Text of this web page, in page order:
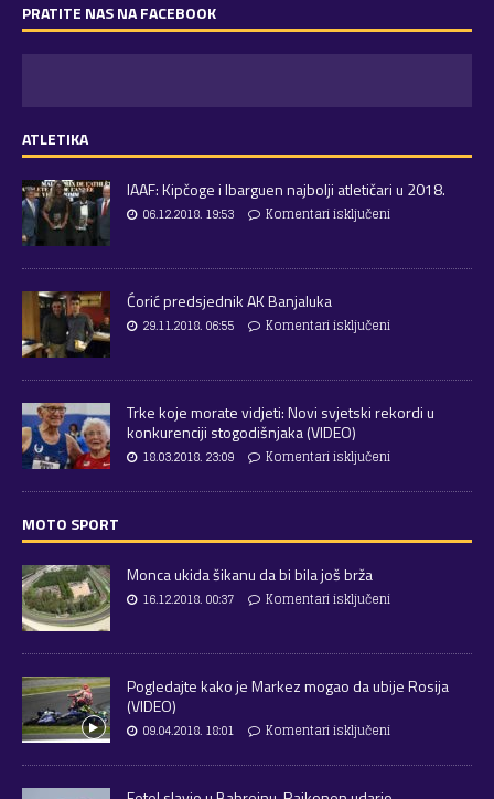
PRATITE NAS NA FACEBOOK
ATLETIKA
IAAF: Kipčoge i Ibarguen najbolji atletičari u 2018.
06.12.2018. 19:53 Komentari isključeni
Ćorić predsjednik AK Banjaluka
29.11.2018. 06:55 Komentari isključeni
Trke koje morate vidjeti: Novi svjetski rekordi u
konkurenciji stogodišnjaka (VIDEO)
18.03.2018. 23:09 Komentari isključeni
MOTO SPORT
Monca ukida šikanu da bi bila još brža
16.12.2018. 00:37 Komentari isključeni
Pogledajte kako je Markez mogao da ubije Rosija
(VIDEO)
09.04.2018. 18:01 Komentari isključeni